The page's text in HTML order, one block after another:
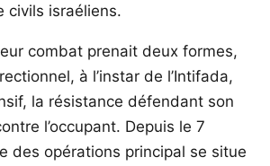
civils israéliens.
combat prenait deux formes,
à l’instar de l’Intifada,
la résistance défendant son
l’occupant. Depuis le 7
des opérations principal se situe